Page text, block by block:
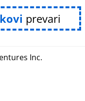
prevari
Inc.